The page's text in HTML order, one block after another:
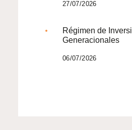
27/07/2026
Régimen de
Generacionales
06/07/2026